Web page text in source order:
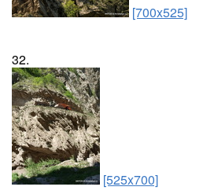
[700x525]
32.
[525x700]